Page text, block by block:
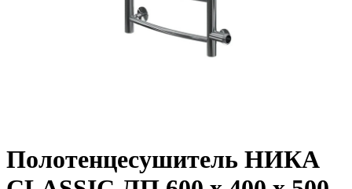
Полотенцесушитель НИКА